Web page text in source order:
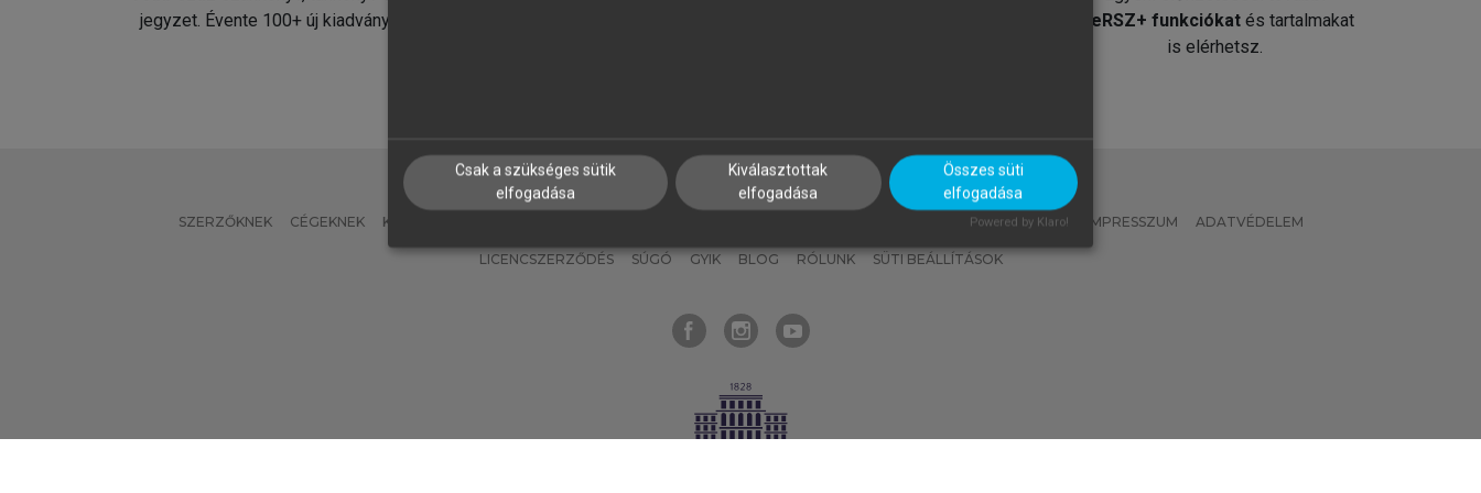
jegyzet. Évente 100+ új kiadvány.
MeRSZ+ funkciókat és tartalmakat
is elérhetsz.
SZERZŐKNEK CÉGEKNEK KÖNYVTÁROSOKNAK MI – ÁLTALÁNOS IRÁNYELVEK IMPRESSZUM ADATVÉDELEM
LICENCSZERZŐDÉS SÚGÓ GYIK BLOG RÓLUNK SÜTI BEÁLLÍTÁSOK
Csak a szükséges sütik
elfogadása
Kiválasztottak
elfogadása
Összes süti
elfogadása
Powered by Klaro!